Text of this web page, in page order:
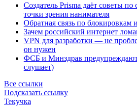
Создатель Prisma даёт советы
точки зрения нанимателя
Обратная связь по блокировкам
Зачем российский интернет
VPN для разработки — не
он нужен
ФСБ и Минздрав предупреждают
слушает)
Все ссылки
Подсказать ссылку
Текучка